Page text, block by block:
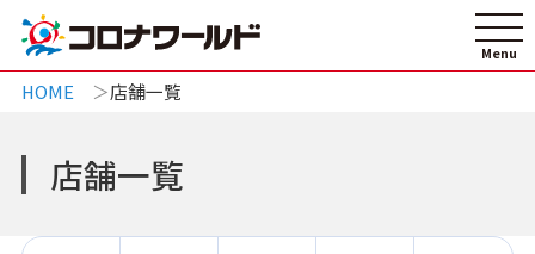
HOME 店舗一覧
店舗一覧